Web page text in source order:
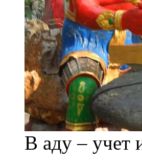
В аду – учет